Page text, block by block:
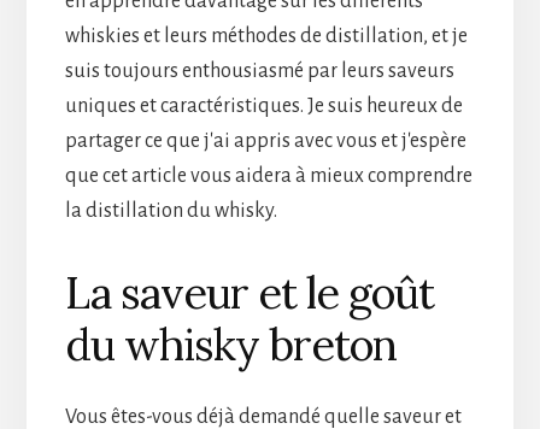
whiskies et leurs méthodes de distillation, et je
suis toujours enthousiasmé par leurs saveurs
uniques et caractéristiques. Je suis heureux de
partager ce que j'ai appris avec vous et j'espère
que cet article vous aidera à mieux comprendre
la distillation du whisky.
La saveur et le goût
du whisky breton
Vous êtes-vous déjà demandé quelle saveur et